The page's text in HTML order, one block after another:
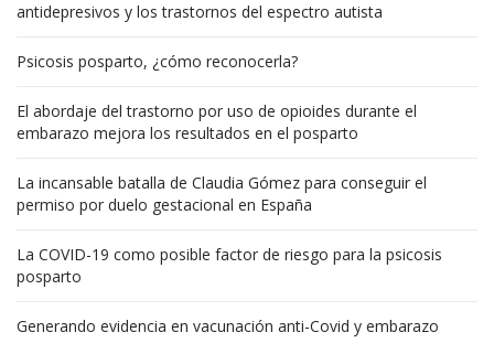
antidepresivos y los trastornos del espectro autista
Psicosis posparto, ¿cómo reconocerla?
El abordaje del trastorno por uso de opioides durante el
embarazo mejora los resultados en el posparto
La incansable batalla de Claudia Gómez para conseguir el
permiso por duelo gestacional en España
La COVID-19 como posible factor de riesgo para la psicosis
posparto
Generando evidencia en vacunación anti-Covid y embarazo